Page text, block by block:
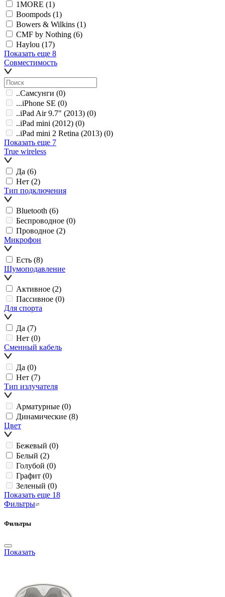
1MORE (1)
Boompods (1)
Bowers & Wilkins (1)
CMF by Nothing (6)
Haylou (17)
Показать еще 8
Совместимость
..Самсунги (0)
...iPhone SE (0)
..iPad Air 9.7" (2013) (0)
..iPad mini (2012) (0)
..iPad mini 2 Retina (2013) (0)
Показать еще 7
True wireless
Да (6)
Нет (2)
Тип подключения
Bluetooth (6)
Беспроводное (0)
Проводное (2)
Микрофон
Есть (8)
Шумоподавление
Активное (2)
Пассивное (0)
Для спорта
Да (7)
Нет (0)
Сменный кабель
Да (0)
Нет (7)
Тип излучателя
Арматурные (0)
Динамические (8)
Цвет
Бежевый (0)
Белый (2)
Голубой (0)
Графит (0)
Зеленый (0)
Показать еще 18
Фильтры
Фильтры
Показать